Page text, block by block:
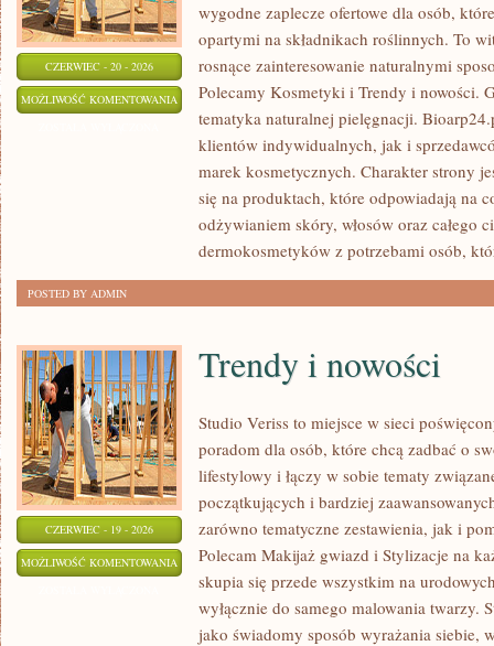
CZERWIEC - 20 - 2026
MOŻLIWOŚĆ KOMENTOWANIA EKO-
MAKIJAŻ
wygodne zaplecze ofertowe dla osób,
opartymi na składnikach roślinnych. To
rosnące zainteresowanie naturalnymi
Polecamy Kosmetyki i Trendy i nowości.
tematyka naturalnej pielęgnacji.
klientów indywidualnych, jak i
marek kosmetycznych. Charakter strony
się na produktach, które odpowiadają na
odżywianiem skóry, włosów oraz całego
dermokosmetyków z potrzebami osób,
POSTED BY ADMIN
CZERWIEC - 19 - 2026
MOŻLIWOŚĆ KOMENTOWANIA TRENDY
NOWOŚCI
Trendy i nowości
Studio Veriss to miejsce w sieci
poradom dla osób, które chcą zadbać o
lifestylowy i łączy w sobie tematy
początkujących i bardziej
zarówno tematyczne zestawienia, jak i
Polecam Makijaż gwiazd i Stylizacje na
skupia się przede wszystkim na
wyłącznie do samego malowania twarzy.
jako świadomy sposób wyrażania siebie,